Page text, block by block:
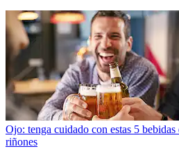
Ojo: tenga cuidado con estas 5 bebidas
riñones